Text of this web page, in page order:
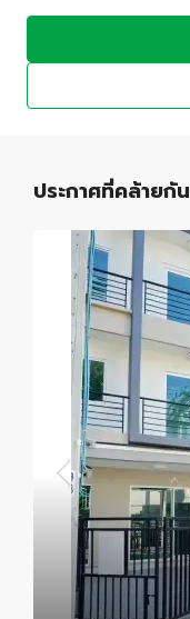
ประกาศที่คล้ายกัน